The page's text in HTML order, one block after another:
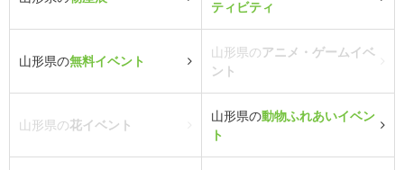
ティビティ
山形県の無料イベント
山形県のアニメ・ゲームイベ
ント
山形県の花イベント
山形県の動物ふれあいイベン
ト